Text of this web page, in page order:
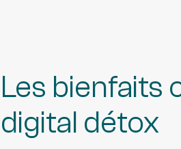
Les bienfaits
digital détox